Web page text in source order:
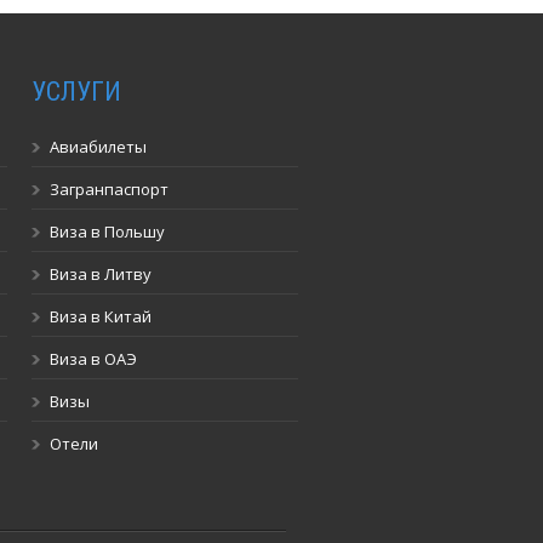
УСЛУГИ
Авиабилеты
Загранпаспорт
Виза в Польшу
Виза в Литву
Виза в Китай
Виза в ОАЭ
Визы
Отели